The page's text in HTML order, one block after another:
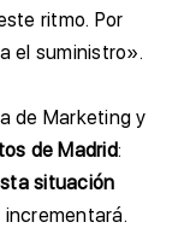
ritmo. Por
el suministro».
de Marketing y
de Madrid:
situación
incrementará.